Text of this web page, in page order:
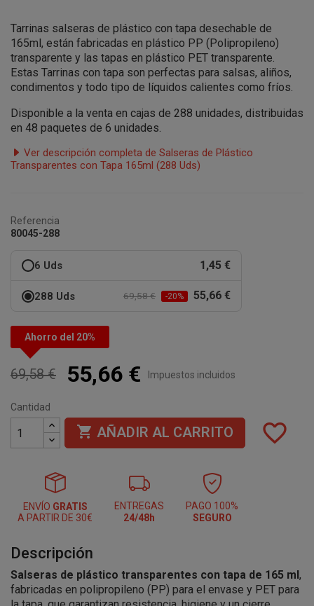
Tarrinas salseras de plástico con tapa desechable de
165ml, están fabricadas en plástico PP (Polipropileno)
transparente y las tapas en plástico PET transparente.
Estas Tarrinas con tapa son perfectas para salsas, aliños,
condimentos y todo tipo de líquidos calientes como fríos.
Disponible a la venta en cajas de 288 unidades, distribuidas
en 48 paquetes de 6 unidades.
Ver descripción completa de Salseras de Plástico
Transparentes con Tapa 165ml (288 Uds)
Referencia
80045-288
6 Uds 1,45 €
288 Uds 69,58 € -20% 55,66 €
Ahorro del 20%
69,58 € 55,66 € Impuestos incluidos
Cantidad
 AÑADIR AL CARRITO favorite_border
ENVÍO GRATIS
A PARTIR DE 30€
ENTREGAS
24/48h
PAGO 100%
SEGURO
Descripción
Salseras de plástico transparentes con tapa de 165 ml,
fabricadas en polipropileno (PP) para el envase y PET para